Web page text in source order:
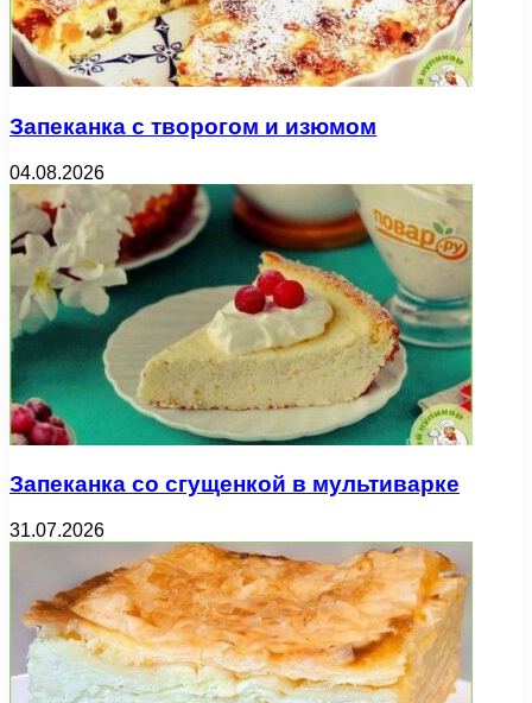
Запеканка с творогом и изюмом
04.08.2026
Запеканка со сгущенкой в мультиварке
31.07.2026